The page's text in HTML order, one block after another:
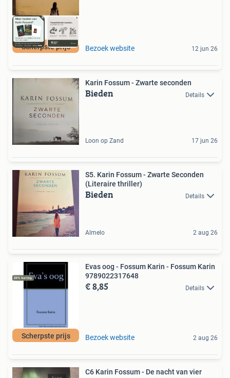
Scherpste prijs Bezoek website 12 jun 26
Karin Fossum - Zwarte seconden
Bieden Details
Loon op Zand 17 jun 26
S5. Karin Fossum - Zwarte Seconden
(Literaire thriller)
Bieden Details
Almelo 2 aug 26
Scherpste prijs
Evas oog - Fossum Karin - Fossum Karin
9789022317648
€ 8,85 Details
Bezoek website 2 aug 26
C6 Karin Fossum - De nacht van vier